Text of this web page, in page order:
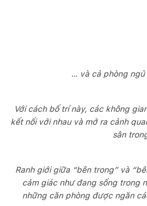
… và cả phòng ngủ
Với cách bố trí này, các không
kết nối với nhau và mở ra cảnh
sân
Ranh giới giữa “bên trong” và
cảm giác như đang sống trong
những căn phòng được ngăn